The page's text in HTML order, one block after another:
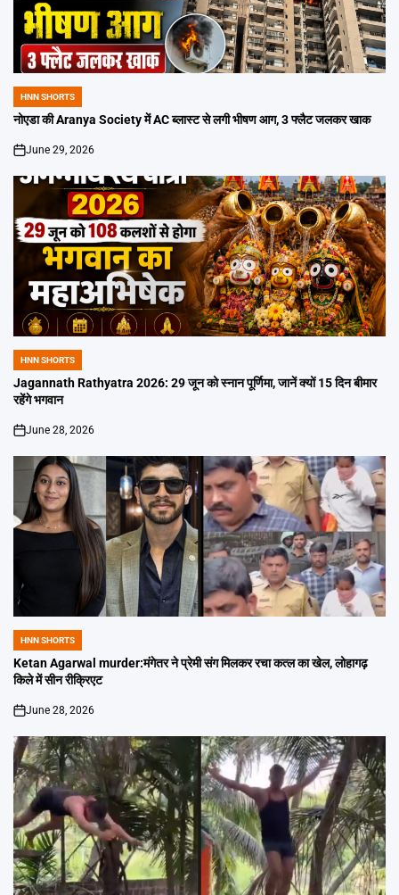
POSTED
IN
HNN SHORTS
नोएडा की Aranya Society में AC ब्लास्ट से लगी भीषण आग, 3 फ्लैट जलकर खाक
on
June 29, 2026
POSTED
IN
HNN SHORTS
Jagannath Rathyatra 2026: 29 जून को स्नान पूर्णिमा, जानें क्यों 15 दिन बीमार
रहेंगे भगवान
on
June 28, 2026
POSTED
IN
HNN SHORTS
Ketan Agarwal murder:मंगेतर ने प्रेमी संग मिलकर रचा कत्ल का खेल, लोहागढ़
किले में सीन रीक्रिएट
on
June 28, 2026